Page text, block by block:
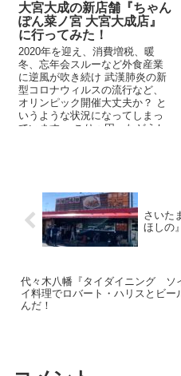
大宮大成の新店舗『ちゃん
ぽん菜ノ宮 大宮大成店』
に行ってみた！
2020年を迎え、消費増税、暖
冬、忘年会スルーなど外食産業
に逆風が吹き続け 武漢肺炎の新
型コロナウィルスの流行など、
オリンピック開催大丈夫か？ と
いうような状況になってしまっ
ています。 こりゃ困ったどうし
さいた
ほしの
代々木八幡『タイダイニング ソ
イ料理でロバート・ハリスとビー
んだ！